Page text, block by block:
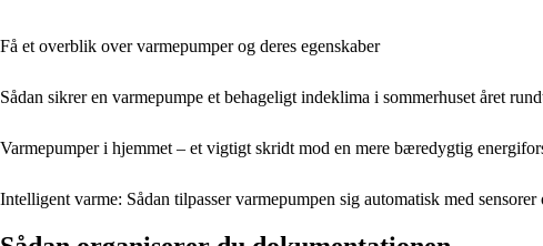
Få et overblik over varmepumper og deres egenskaber
Sådan sikrer en varmepumpe et behageligt indeklima i sommerhuset året
Varmepumper i hjemmet – et vigtigt skridt mod en mere bæredygtig
Intelligent varme: Sådan tilpasser varmepumpen sig automatisk med